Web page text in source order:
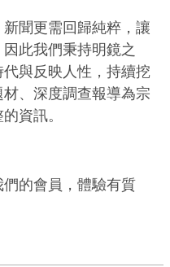
聞更需回歸純粹，讓
此我們秉持明鏡之
與反映人性，持續挖
、深度調查報導為宗
資訊。
的會員，體驗有質